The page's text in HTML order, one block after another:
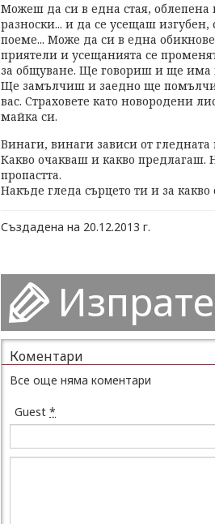
Можеш да си в една стая, облепена
разноски... и да се усещаш
поеме... Може да си в една
приятели и усещанията се
за общуване. Ще говориш и ще има
Ще замълчиш и заедно ще
вас. Страховете като новородени
майка си.
Винаги, винаги зависи от гледната
Какво очакваш и какво предлагаш.
пропастта.
Накъде гледа сърцето ти и за
Създадена на 20.12.2013 г.
Коментари
Все още няма коментари
Guest *